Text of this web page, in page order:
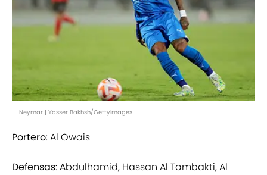
Neymar | Yasser Bakhsh/GettyImages
Portero: Al Owais
Defensas: Abdulhamid, Hassan Al Tambakti, Al